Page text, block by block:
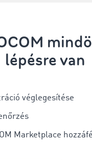
lépésre van
véglegesítése
Marketplace